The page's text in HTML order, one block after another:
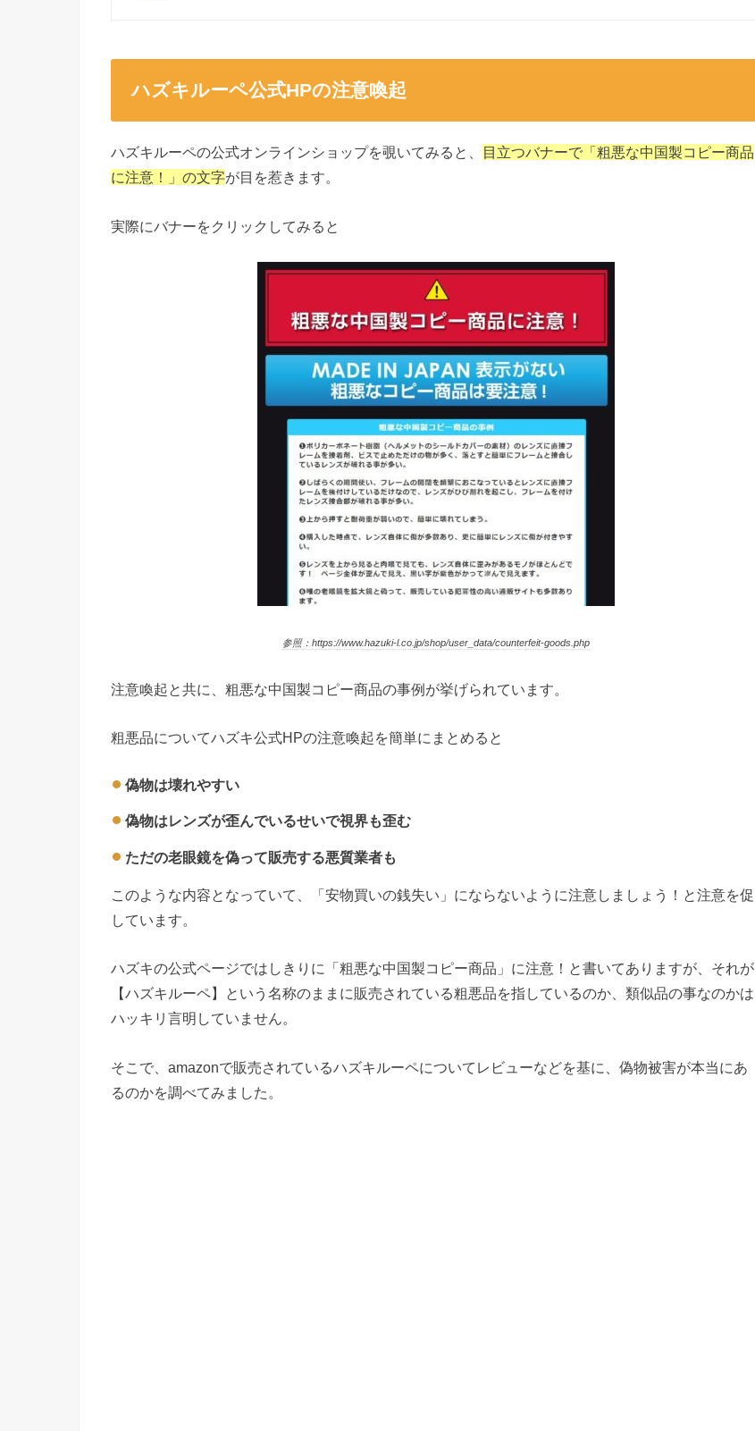
ハズキルーペ公式HPの注意喚起
ハズキルーペの公式オンラインショップを覗いてみると、
目立つバナーで「粗悪な中国製コピー商品
に注意！」の文字が目を惹きます。
実際にバナーをクリックしてみると
参照：https://www.hazuki-l.co.jp/shop/user_data/counterfeit-goods.php
注意喚起と共に、粗悪な中国製コピー商品の事例が挙げられています。
粗悪品についてハズキ公式HPの注意喚起を簡単にまとめると
偽物は壊れやすい
偽物はレンズが歪んでいるせいで視界も歪む
ただの老眼鏡を偽って販売する悪質業者も
このような内容となっていて、「安物買いの銭失い」にならないように注意しましょう！と注意を促
しています。
ハズキの公式ページではしきりに「粗悪な中国製コピー商品」に注意！と書いてありますが、それが
【ハズキルーペ】という名称のままに販売されている粗悪品を指しているのか、類似品の事なのかは
ハッキリ言明していません。
そこで、amazonで販売されているハズキルーペについてレビューなどを基に、偽物被害が本当にあ
るのかを調べてみました。